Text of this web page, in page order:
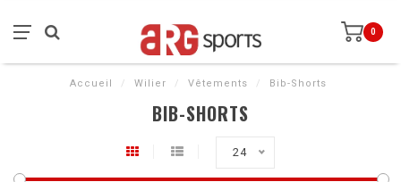
0
Accueil / Wilier / Vêtements / Bib-Shorts
BIB-SHORTS
24